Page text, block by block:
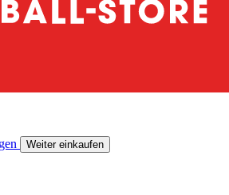
Weiter einkaufen